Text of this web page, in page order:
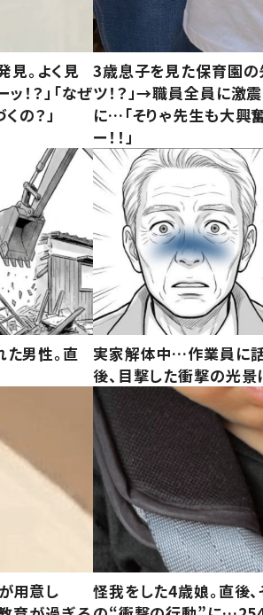
見。よく見
！？」「なぜ
の？」
3歳息子を見た保育園の
ツ！？」→職員全員に激
に…「そりゃ先生も大興
ー！！」
男性。直
実家解体中…作業員に
後、目撃した衝撃の光景
用意し
怪我をした4歳娘。直後